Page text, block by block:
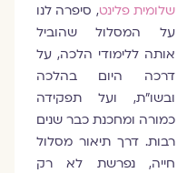
שלומית פלינט, סיפרה לנו
על המסלול שהוביל
אותה ללימודי הלכה, על
דרכה היום בהלכה
ובשו"ת, ועל תפקידה
כמורה ומחכנת כבר שנים
רבות. דרך תיאור מסלול
חייה, נפרשת לא רק